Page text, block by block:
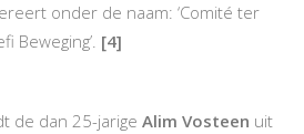
onder de naam: ‘Comité ter
Beweging’. [4]
de dan 25-jarige Alim Vosteen uit